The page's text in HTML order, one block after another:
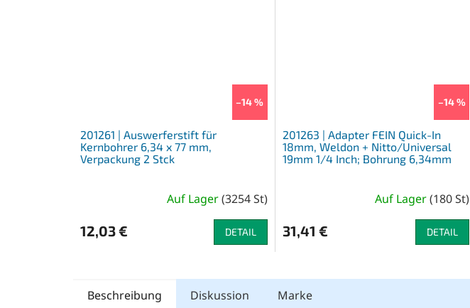
–14 %
201261 | Auswerferstift für
Kernbohrer 6,34 x 77 mm,
Verpackung 2 Stck
Produktbewertung
Auf Lager(3254 St)
12,03 € DETAIL
–14 %
201263 | Adapter FEIN Quick-In
18mm, Weldon + Nitto/Universal
19mm 1/4 Inch; Bohrung 6,34mm
Auf Lager(180 St)
31,41 € DETAIL
Beschreibung Diskussion Marke